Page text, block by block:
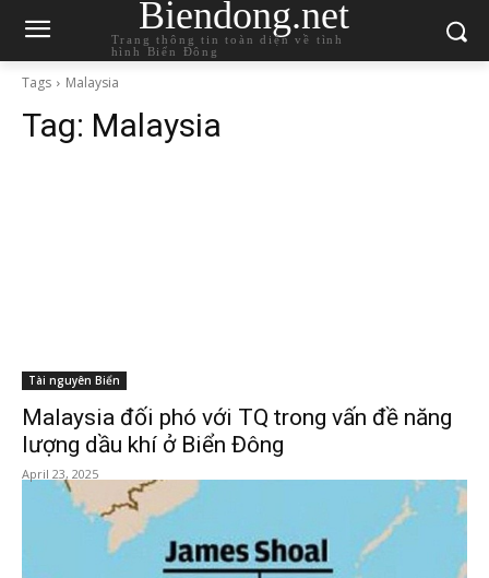
Biendong.net
Trang thông tin toàn diện về tình
hình Biển Đông
Tags Malaysia
Tag: Malaysia
Tài nguyên Biển
Malaysia đối phó với TQ trong vấn đề năng
lượng dầu khí ở Biển Đông
April 23, 2025